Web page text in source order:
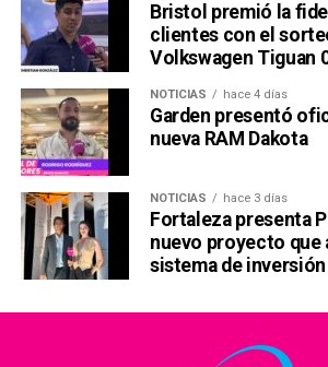
Bristol premió la
clientes con el
Volkswagen Tiguan
NOTICIAS hace 4 días
Garden presentó
nueva RAM Dakota
NOTICIAS hace 3 días
Fortaleza presenta
nuevo proyecto que
sistema de inversión